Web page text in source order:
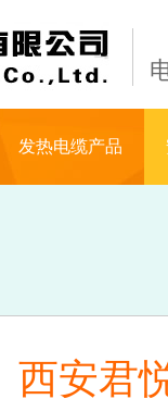
发热电缆产品
西安君